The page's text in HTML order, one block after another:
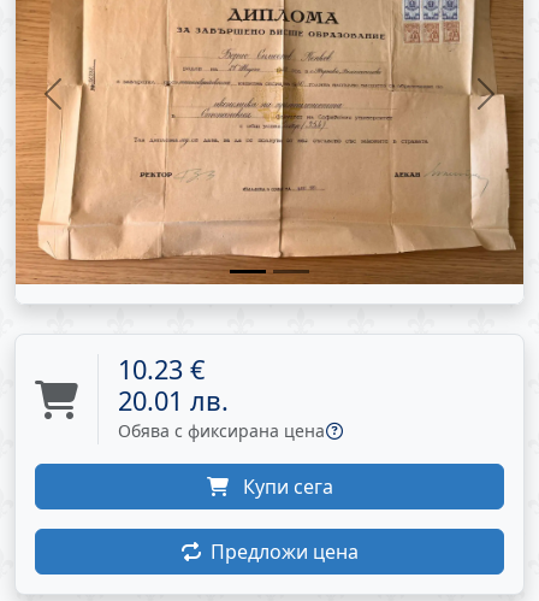
Previous Next
10.23 €
20.01 лв.
Обява с фиксирана цена
Купи сега
Предложи цена